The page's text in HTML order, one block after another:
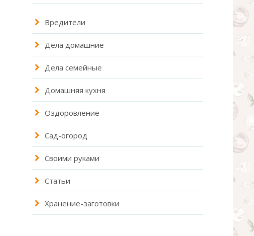
Вредители
Дела домашние
Дела семейные
Домашняя кухня
Оздоровление
Сад-огород
Своими руками
Статьи
Хранение-заготовки